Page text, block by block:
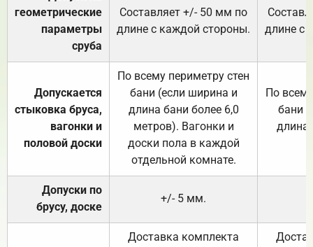
геометрические
параметры
сруба
Составляет +/- 50 мм по
длине с каждой стороны.
длине с
Допускается
стыковка бруса,
вагонки и
половой доски
По всему периметру стен
бани (если ширина и
длина бани более 6,0
метров). Вагонки и
доски пола в каждой
отдельной комнате.
По
бани
длина
Допуски по
брусу, доске
+/- 5 мм.
Доставка комплекта